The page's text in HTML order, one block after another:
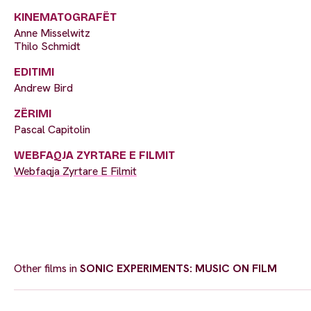
KINEMATOGRAFËT
Anne Misselwitz
Thilo Schmidt
EDITIMI
Andrew Bird
ZËRIMI
Pascal Capitolin
WEBFAQJA ZYRTARE E FILMIT
Webfaqja Zyrtare E Filmit
Other films inSONIC EXPERIMENTS: MUSIC ON FILM